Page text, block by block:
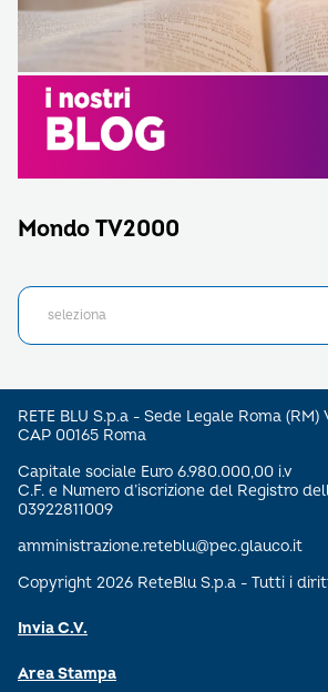
Mondo TV2000
RETE BLU S.p.a - Sede Legale Roma (RM)
CAP 00165 Roma
Capitale sociale Euro 6.980.000,00 i.v
C.F. e Numero d’iscrizione del Registro
03922811009
amministrazione.reteblu@pec.glauco.it
Copyright 2026 ReteBlu S.p.a - Tutti i
Invia C.V.
Area Stampa